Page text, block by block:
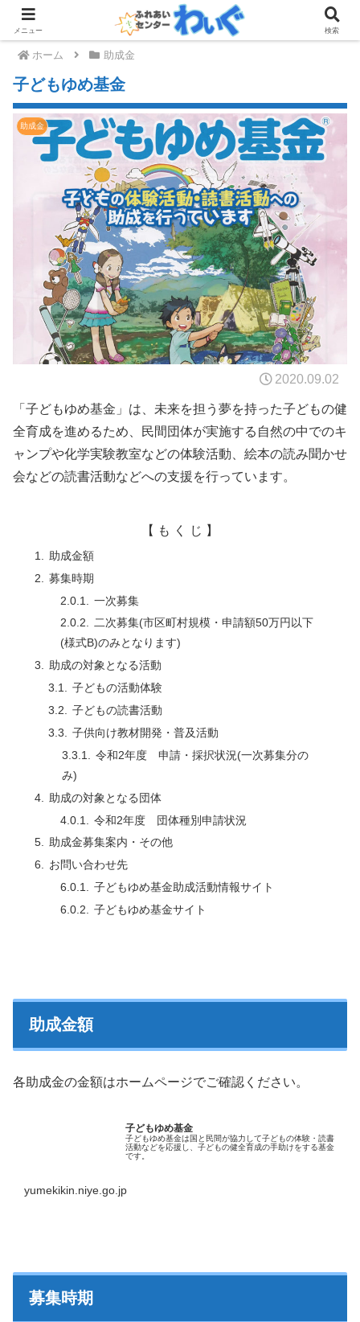
ホーム 助成金
子どもゆめ基金
助成金
2020.09.02
「子どもゆめ基金」は、未来を担う夢を持った子どもの健
全育成を進めるため、民間団体が実施する自然の中でのキ
ャンプや化学実験教室などの体験活動、絵本の読み聞かせ
会などの読書活動などへの支援を行っています。
【 も く じ 】
助成金額
募集時期
一次募集
二次募集(市区町村規模・申請額50万円以下
(様式B)のみとなります)
助成の対象となる活動
子どもの活動体験
子どもの読書活動
子供向け教材開発・普及活動
令和2年度 申請・採択状況(一次募集分の
み)
助成の対象となる団体
令和2年度 団体種別申請状況
助成金募集案内・その他
お問い合わせ先
子どもゆめ基金助成活動情報サイト
子どもゆめ基金サイト
助成金額
各助成金の金額はホームページでご確認ください。
子どもゆめ基金
子どもゆめ基金は国と民間が協力して子どもの体験・読書
活動などを応援し、子どもの健全育成の手助けをする基金
です。
yumekikin.niye.go.jp
募集時期
メニュー 検索